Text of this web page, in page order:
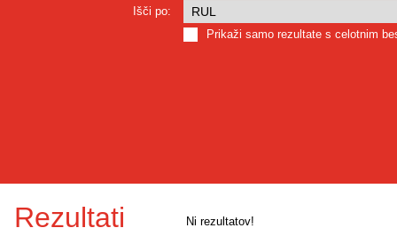
Išči po:
Prikaži samo rezultate s celotnim
Rezultati Ni rezultatov!